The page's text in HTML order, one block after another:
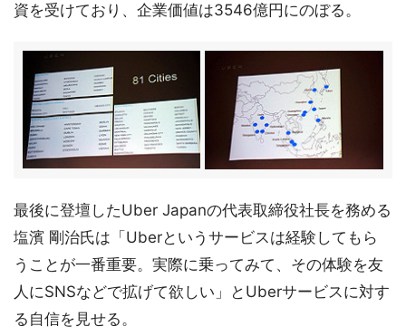
資を受けており、企業価値は3546億円にのぼる。
最後に登壇したUber Japanの代表取締役社長を務める
塩濱 剛治氏は「Uberというサービスは経験してもら
うことが一番重要。実際に乗ってみて、その体験を友
人にSNSなどで拡げて欲しい」とUberサービスに対す
る自信を見せる。